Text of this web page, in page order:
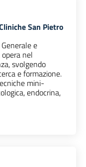
San Pietro
e
nel
svolgendo
e formazione.
mini-
endocrina,